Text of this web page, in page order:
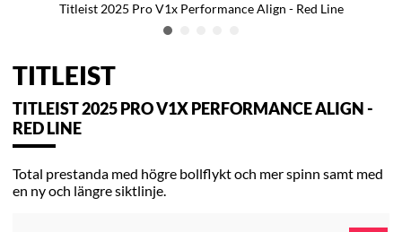
Titleist 2025 Pro V1x Performance Align - Red Line
TITLEIST
TITLEIST 2025 PRO V1X PERFORMANCE ALIGN -
RED LINE
Total prestanda med högre bollflykt och mer spinn samt med
en ny och längre siktlinje.